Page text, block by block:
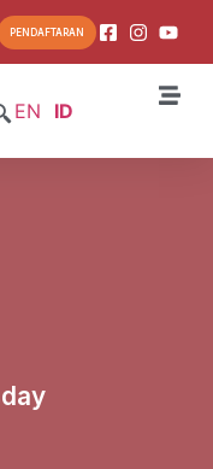
PENDAFTARAN
EN ID